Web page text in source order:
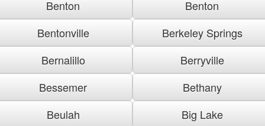
Benton
Benton
Bentonville
Berkeley Springs
Bernalillo
Berryville
Bessemer
Bethany
Beulah
Big Lake